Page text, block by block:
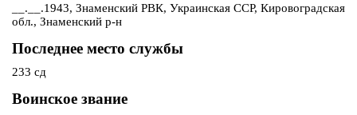
__.__.1943, Знаменский РВК, Украинская ССР, Кировоградская
обл., Знаменский р-н
Последнее место службы
233 сд
Воинское звание